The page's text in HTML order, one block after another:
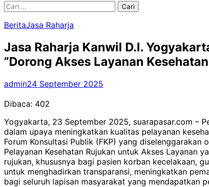
Cari
BeritaJasa Raharja
Jasa Raharja Kanwil D.I.
”Dorong Akses Layanan
admin24 September 2025
Dibaca: 402
Yogyakarta, 23 September 2025, suarapasar.com –
dalam upaya meningkatkan kualitas pelayanan
Forum Konsultasi Publik (FKP) yang diselenggarakan
Pelayanan Kesehatan Rujukan untuk Akses Layanan
rujukan, khususnya bagi pasien korban kecelakaan,
untuk menghadirkan transparansi, meningkatkan
bagi seluruh lapisan masyarakat yang mendapatkan